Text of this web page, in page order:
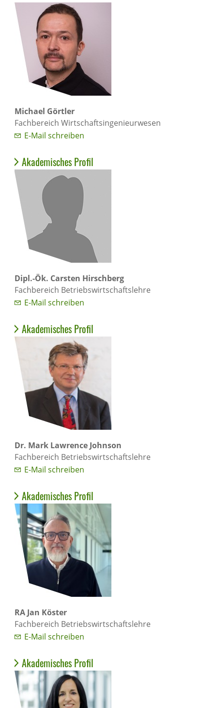
Michael Görtler
Fachbereich Wirtschaftsingenieurwesen
E-Mail schreiben
Akademisches Profil
Dipl.-Ök. Carsten Hirschberg
Fachbereich Betriebswirtschaftslehre
E-Mail schreiben
Akademisches Profil
Dr. Mark Lawrence Johnson
Fachbereich Betriebswirtschaftslehre
E-Mail schreiben
Akademisches Profil
RA Jan Köster
Fachbereich Betriebswirtschaftslehre
E-Mail schreiben
Akademisches Profil